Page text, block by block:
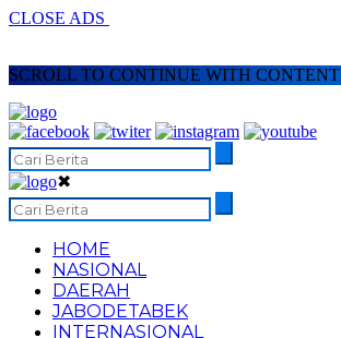
CLOSE ADS
SCROLL TO CONTINUE WITH CONTENT
✖
HOME
NASIONAL
DAERAH
JABODETABEK
INTERNASIONAL